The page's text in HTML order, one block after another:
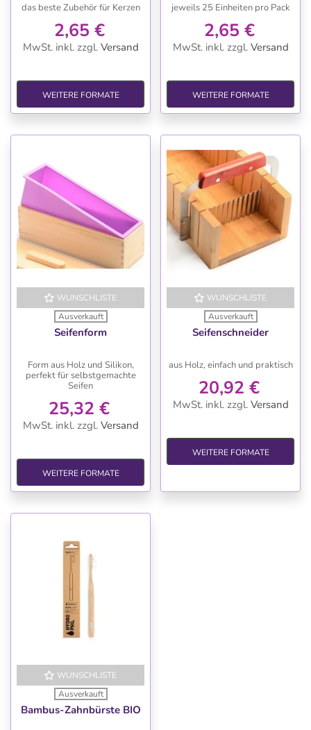
das beste Zubehör für Kerzen
2,65 €
MwSt. inkl. zzgl. Versand
WEITERE FORMATE
jeweils 25 Einheiten pro Pack
2,65 €
MwSt. inkl. zzgl. Versand
WEITERE FORMATE
WUNSCHLISTE
Ausverkauft
Seifenform
Form aus Holz und Silikon,
perfekt für selbstgemachte
Seifen
25,32 €
MwSt. inkl. zzgl. Versand
WEITERE FORMATE
WUNSCHLISTE
Ausverkauft
Seifenschneider
aus Holz, einfach und praktisch
20,92 €
MwSt. inkl. zzgl. Versand
WEITERE FORMATE
WUNSCHLISTE
Ausverkauft
Bambus-Zahnbürste BIO